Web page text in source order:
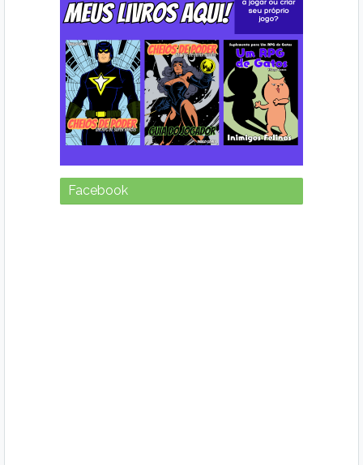
Facebook